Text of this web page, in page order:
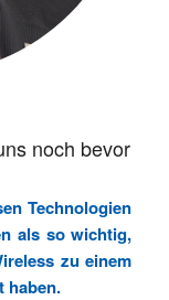
noch bevor
Technologien
als so wichtig,
zu einem
haben.